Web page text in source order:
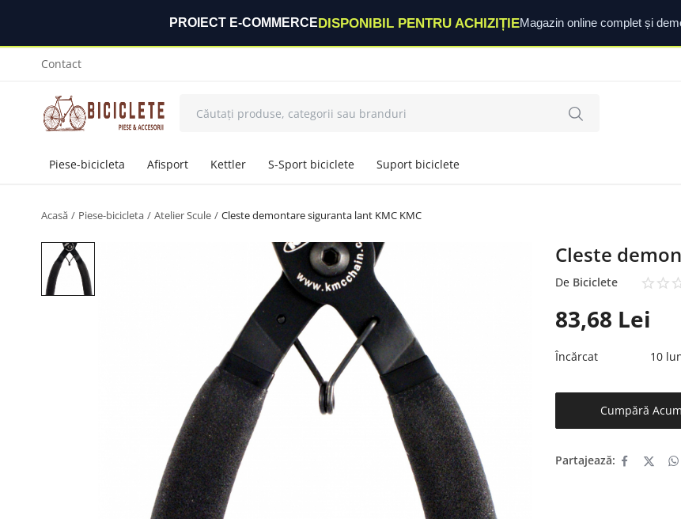
PROIECT E-COMMERCEDISPONIBIL PENTRU ACHIZIȚIEMagazin online complet și
Contact
Piese-bicicleta Afisport Kettler S-Sport biciclete Suport biciclete
Acasă Piese-bicicleta Atelier Scule Cleste demontare siguranta lant KMC KMC
Cleste
De Biciclete
83,68 Lei
Încărcat 10
Cumpără Acum
Partajează: